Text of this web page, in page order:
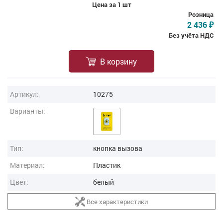
Цена за 1 шт
Розница
2 436 ₽
Без учёта НДС
В корзину
Артикул:
10275
Варианты:
Тип:
кнопка вызова
Материал:
Пластик
Цвет:
белый
Все характеристики